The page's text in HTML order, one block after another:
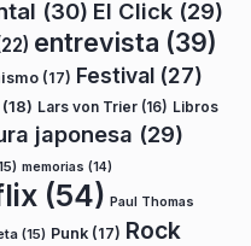
(30) El Click (29)
entrevista (39)
(17) Festival (27)
(18) Lars von Trier (16) Libros
japonesa (29)
memorias (14)
(54) Paul Thomas
(15) Punk (17) Rock